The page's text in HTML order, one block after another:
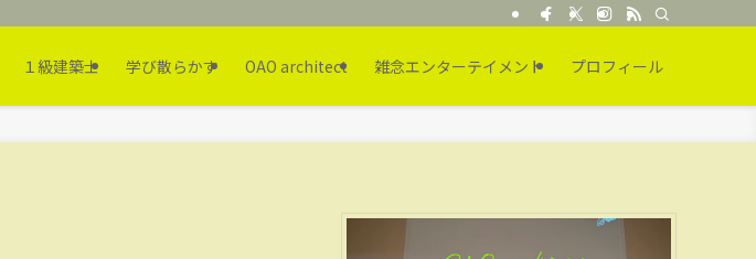
１級建築士 学び散らかす OAO architect 雑念エンターテイメント プロフィール